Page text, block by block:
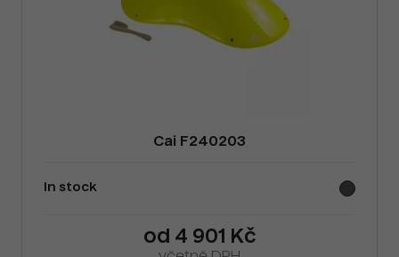
Cai F240203
In stock
od 4 901 Kč